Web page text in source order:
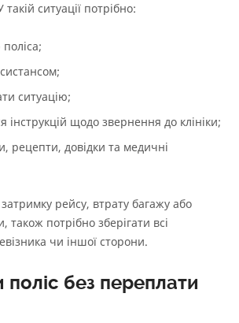
ситуації потрібно:
ситуацію;
інструкцій щодо звернення до клініки;
рецепти, довідки та медичні
рейсу, втрату багажу або
також потрібно зберігати всі
чи іншої сторони.
без переплати